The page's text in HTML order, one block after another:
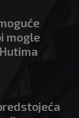
mogle